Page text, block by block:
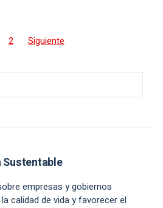
2 Siguiente
Sustentable
empresas y gobiernos
calidad de vida y favorecer el